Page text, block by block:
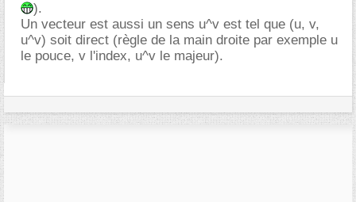
).
Un vecteur est aussi un sens u^v est tel que (u, v,
u^v) soit direct (règle de la main droite par exemple u
le pouce, v l'index, u^v le majeur).